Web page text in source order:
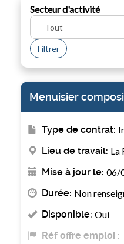
Secteur d'activité
Filtrer
Menuisier
Type de contrat:
Lieu de travail: La
Mise à jour le: 06/
Durée: Non
Disponible: Oui
Réf offre emploi :